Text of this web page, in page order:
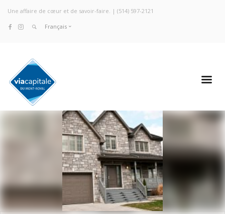
Une affaire de cœur et de savoir-faire. | (514) 597-2121
Français